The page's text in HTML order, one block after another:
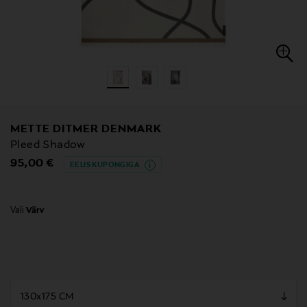
METTE DITMER DENMARK
Pleed Shadow
Original Price
95,00 € EELIS KUPONGIGA
Vali Värv